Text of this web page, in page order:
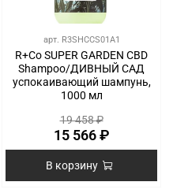
арт. R3SHCCS01A1
R+Co SUPER GARDEN CBD
Shampoo/ДИВНЫЙ САД
успокаивающий шампунь,
1000 мл
19 458 ₽
15 566 ₽
В корзину